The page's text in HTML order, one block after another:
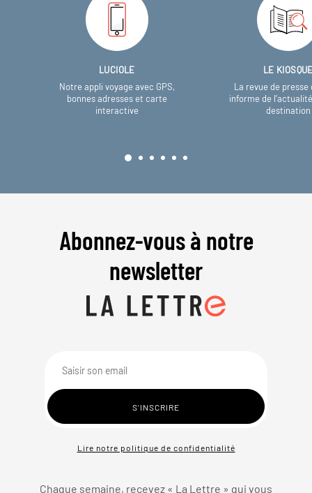
LUCIOLE
Notre appli voyage avec GPS,
bonnes adresses et carte
interactive
LE
La revue de presse
informe de
destination
Abonnez-vous à notre
newsletter
Lire notre politique de confidentialité
Chaque semaine, recevez « La Lettre » qui vous